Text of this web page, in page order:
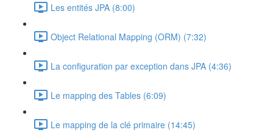
Les entités JPA (8:00)
Object Relational Mapping (ORM) (7:32)
La configuration par exception dans JPA (4:36)
Le mapping des Tables (6:09)
Le mapping de la clé primaire (14:45)